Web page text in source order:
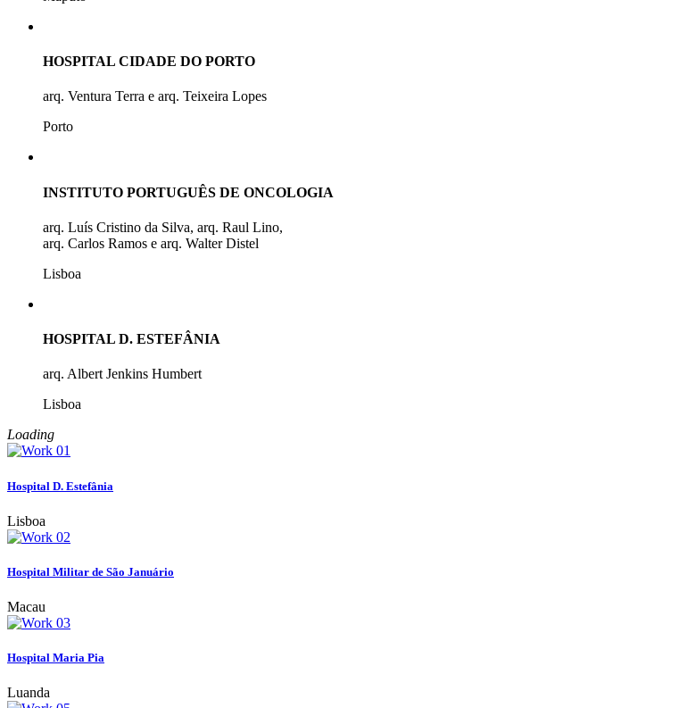
HOSPITAL CIDADE DO PORTO
arq. Ventura Terra e arq. Teixeira Lopes
Porto
INSTITUTO PORTUGUÊS DE ONCOLOGIA
arq. Luís Cristino da Silva, arq. Raul Lino,
arq. Carlos Ramos e arq. Walter Distel
Lisboa
HOSPITAL D. ESTEFÂNIA
arq. Albert Jenkins Humbert
Lisboa
Loading
Hospital D. Estefânia
Lisboa
Hospital Militar de São Januário
Macau
Hospital Maria Pia
Luanda